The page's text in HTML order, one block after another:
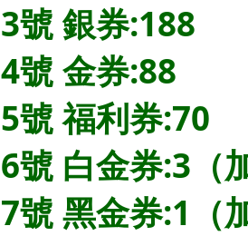
3號 銀券:188
4號 金券:88
5號 福利券:70
6號 白金券:3（
7號 黑金券:1（